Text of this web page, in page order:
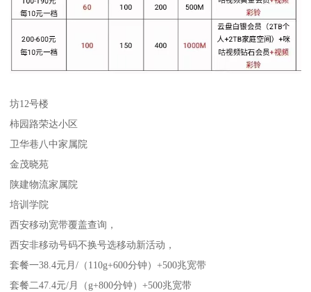
坊12号楼
柿园路荣达小区
卫华巷八中家属院
金茂晓苑
陕建物流家属院
培训学院
西安移动宽带覆盖查询，
西安非移动号码不换号选移动新活动，
套餐一38.4元月/（110g+600分钟）+500兆宽带
套餐二47.4元/月（g+800分钟）+500兆宽带